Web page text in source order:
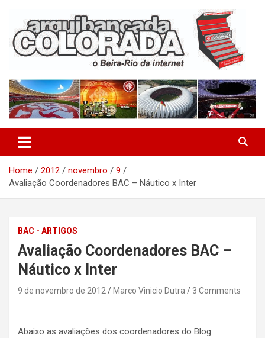
content
Arquibancada Colorada
Home 2012 novembro
9
Avaliação Coordenadores BAC – Náutico x Inter
BAC - ARTIGOS
Avaliação Coordenadores BAC –
Náutico x Inter
9 de novembro de 2012 Marco Vinicio Dutra 3 Comments
Abaixo as avaliações dos coordenadores do Blog